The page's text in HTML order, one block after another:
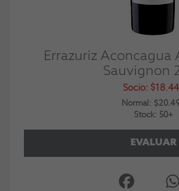
Errazuriz Aconcagua
Sauvignon
Socio:
Normal:
Stock: 50+
EVALUAR